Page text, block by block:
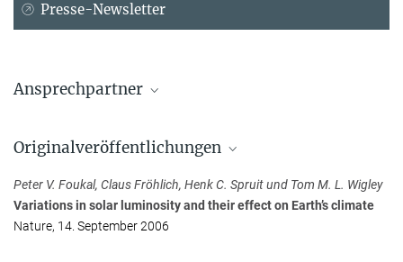
Presse-Newsletter
Ansprechpartner
Max-Planck-Institut für Astrophysik, Garching
Originalveröffentlichungen
Peter V. Foukal, Claus Fröhlich, Henk C. Spruit und Tom M. L. Wigley
Variations in solar luminosity and their effect on Earth’s climate
Nature, 14. September 2006